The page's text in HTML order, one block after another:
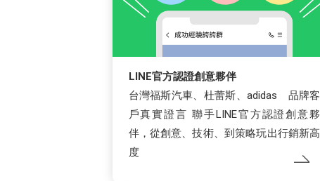
LINE官方認證創意夥伴
台灣福斯汽車、杜蕾斯、adidas 品牌客
戶真實證言 聯手LINE官方認證創意夥
伴，從創意、技術、到策略玩出行銷新高
度